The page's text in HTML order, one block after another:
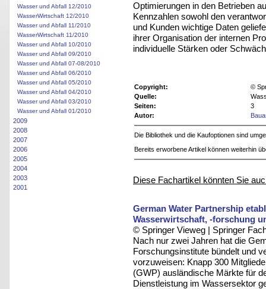
Wasser und Abfall 12/2010
WasserWirtschaft 12/2010
Wasser und Abfall 11/2010
WasserWirtschaft 11/2010
Wasser und Abfall 10/2010
Wasser und Abfall 09/2010
Wasser und Abfall 07-08/2010
Wasser und Abfall 06/2010
Wasser und Abfall 05/2010
Wasser und Abfall 04/2010
Wasser und Abfall 03/2010
Wasser und Abfall 01/2010
2009
2008
2007
2006
2005
2004
2003
2001
Optimierungen in den Betrieben
Kennzahlen sowohl den
und Kunden wichtige Daten
ihrer Organisation der internen
individuelle Stärken oder
Copyright:
©
Quelle:
Seiten:
3
Autor:
Die Bibliothek und die Kaufoptionen sind
Bereits erworbene Artikel können weiterhin
Diese Fachartikel könnten Sie
German Water Partnership
Wasserwirtschaft, -forschung
© Springer Vieweg | Springer
Nach nur zwei Jahren hat die
Forschungsinstitute bündelt und
vorzuweisen: Knapp 300
(GWP) ausländische Märkte für
Dienstleistung im Wassersektor